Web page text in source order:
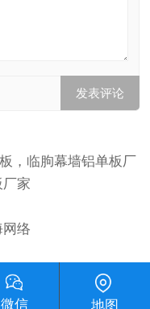
，临朐幕墙铝单板厂
家
网络
微信 地图